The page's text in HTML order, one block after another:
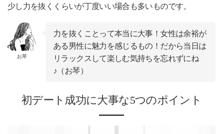
少し力を抜くくらいが丁度いい場合も多いものです。
お琴
力を抜くことって本当に大事！女性は余裕が
ある男性に魅力を感じるもの！だから当日は
リラックスして楽しむ気持ちを忘れずにね
♪（お琴）
初デート成功に大事な5つのポイント